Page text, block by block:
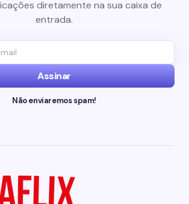
diretamente na sua caixa de
entrada.
Assinar
Não enviaremos spam!